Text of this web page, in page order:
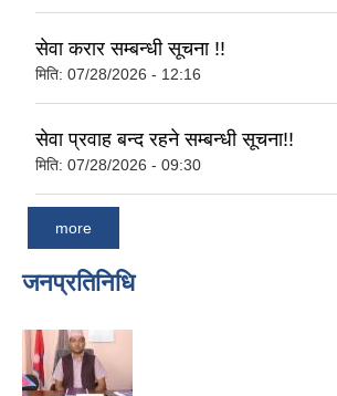
सेवा करार सम्बन्धी सूचना !!
मिति: 07/28/2026 - 12:16
सेवा प्रवाह बन्द रहने सम्बन्धी सूचना!!
मिति: 07/28/2026 - 09:30
more
जनप्रतिनिधि